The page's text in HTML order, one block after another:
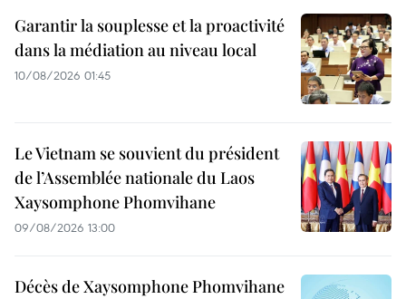
Garantir la souplesse et la proactivité
dans la médiation au niveau local
10/08/2026 01:45
Le Vietnam se souvient du président
de l’Assemblée nationale du Laos
Xaysomphone Phomvihane
09/08/2026 13:00
Décès de Xaysomphone Phomvihane